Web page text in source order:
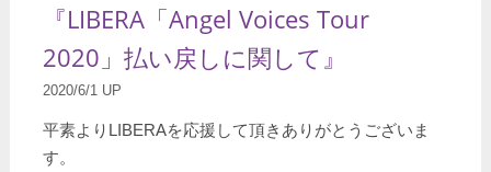
『LIBERA「Angel Voices Tour
2020」払い戻しに関して』
2020/6/1 UP
平素よりLIBERAを応援して頂きありがとうございま
す。